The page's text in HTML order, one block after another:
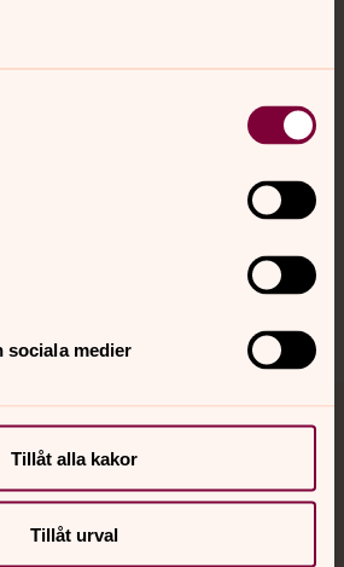
sociala medier
Tillåt alla kakor
Tillåt urval
Prata eller chatta anonymt
och nätter.